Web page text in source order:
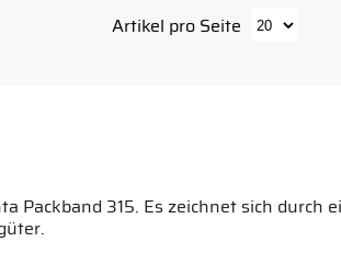
Artikel pro Seite
Packband 315. Es zeichnet sich durch